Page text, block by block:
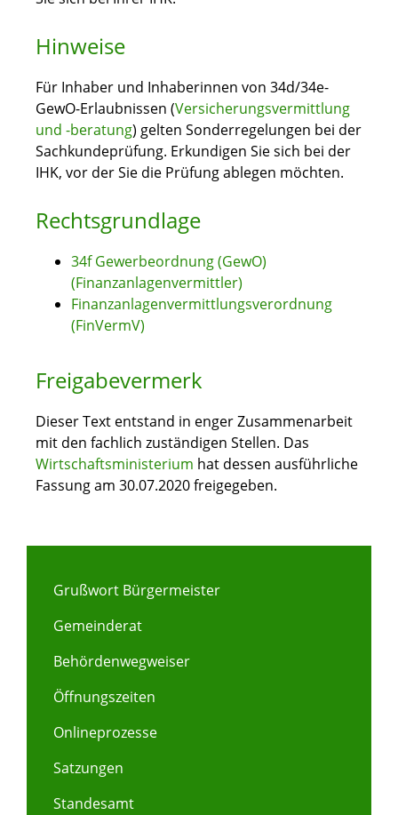
Hinweise
Für Inhaber und Inhaberinnen von 34d/34e-
GewO-Erlaubnissen (Versicherungsvermittlung
und -beratung) gelten Sonderregelungen bei der
Sachkundeprüfung. Erkundigen Sie sich bei der
IHK, vor der Sie die Prüfung ablegen möchten.
Rechtsgrundlage
34f Gewerbeordnung (GewO)
(Finanzanlagenvermittler)
Finanzanlagenvermittlungsverordnung
(FinVermV)
Freigabevermerk
Dieser Text entstand in enger Zusammenarbeit
mit den fachlich zuständigen Stellen. Das
Wirtschaftsministerium hat dessen ausführliche
Fassung am 30.07.2020 freigegeben.
Grußwort Bürgermeister
Gemeinderat
Behördenwegweiser
Öffnungszeiten
Onlineprozesse
Satzungen
Standesamt